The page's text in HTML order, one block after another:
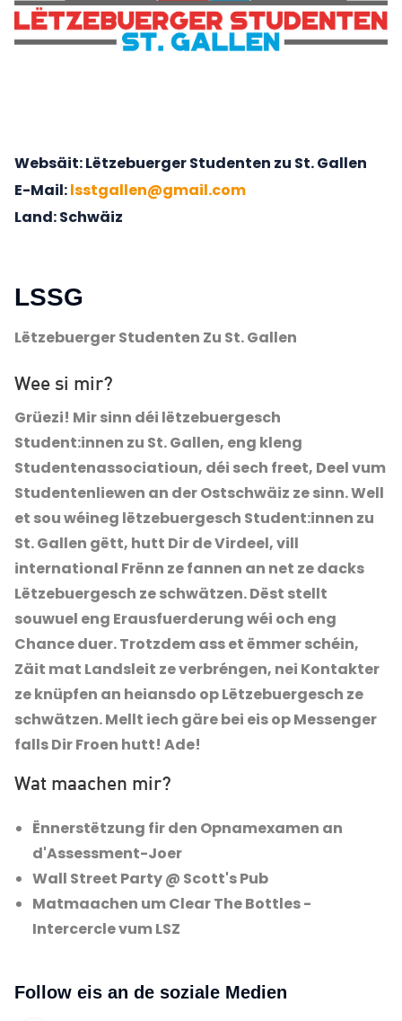
Websäit Lëtzebuerger Studenten zu St. Gallen
E-Mail lsstgallen@gmail.com
Land Schwäiz
LSSG
Lëtzebuerger Studenten Zu St. Gallen
Wee si mir?
Grüezi! Mir sinn déi lëtzebuergesch
Student:innen zu St. Gallen, eng kleng
Studentenassociatioun, déi sech freet, Deel vum
Studentenliewen an der Ostschwäiz ze sinn. Well
et sou wéineg lëtzebuergesch Student:innen zu
St. Gallen gëtt, hutt Dir de Virdeel, vill
international Frënn ze fannen an net ze dacks
Lëtzebuergesch ze schwätzen. Dëst stellt
souwuel eng Erausfuerderung wéi och eng
Chance duer. Trotzdem ass et ëmmer schéin,
Zäit mat Landsleit ze verbréngen, nei Kontakter
ze knüpfen an heiansdo op Lëtzebuergesch ze
schwätzen. Mellt iech gäre bei eis op Messenger
falls Dir Froen hutt! Ade!
Wat maachen mir?
Ënnerstëtzung fir den Opnamexamen an
d'Assessment-Joer
Wall Street Party @ Scott's Pub
Matmaachen um Clear The Bottles -
Intercercle vum LSZ
Follow eis an de soziale Medien